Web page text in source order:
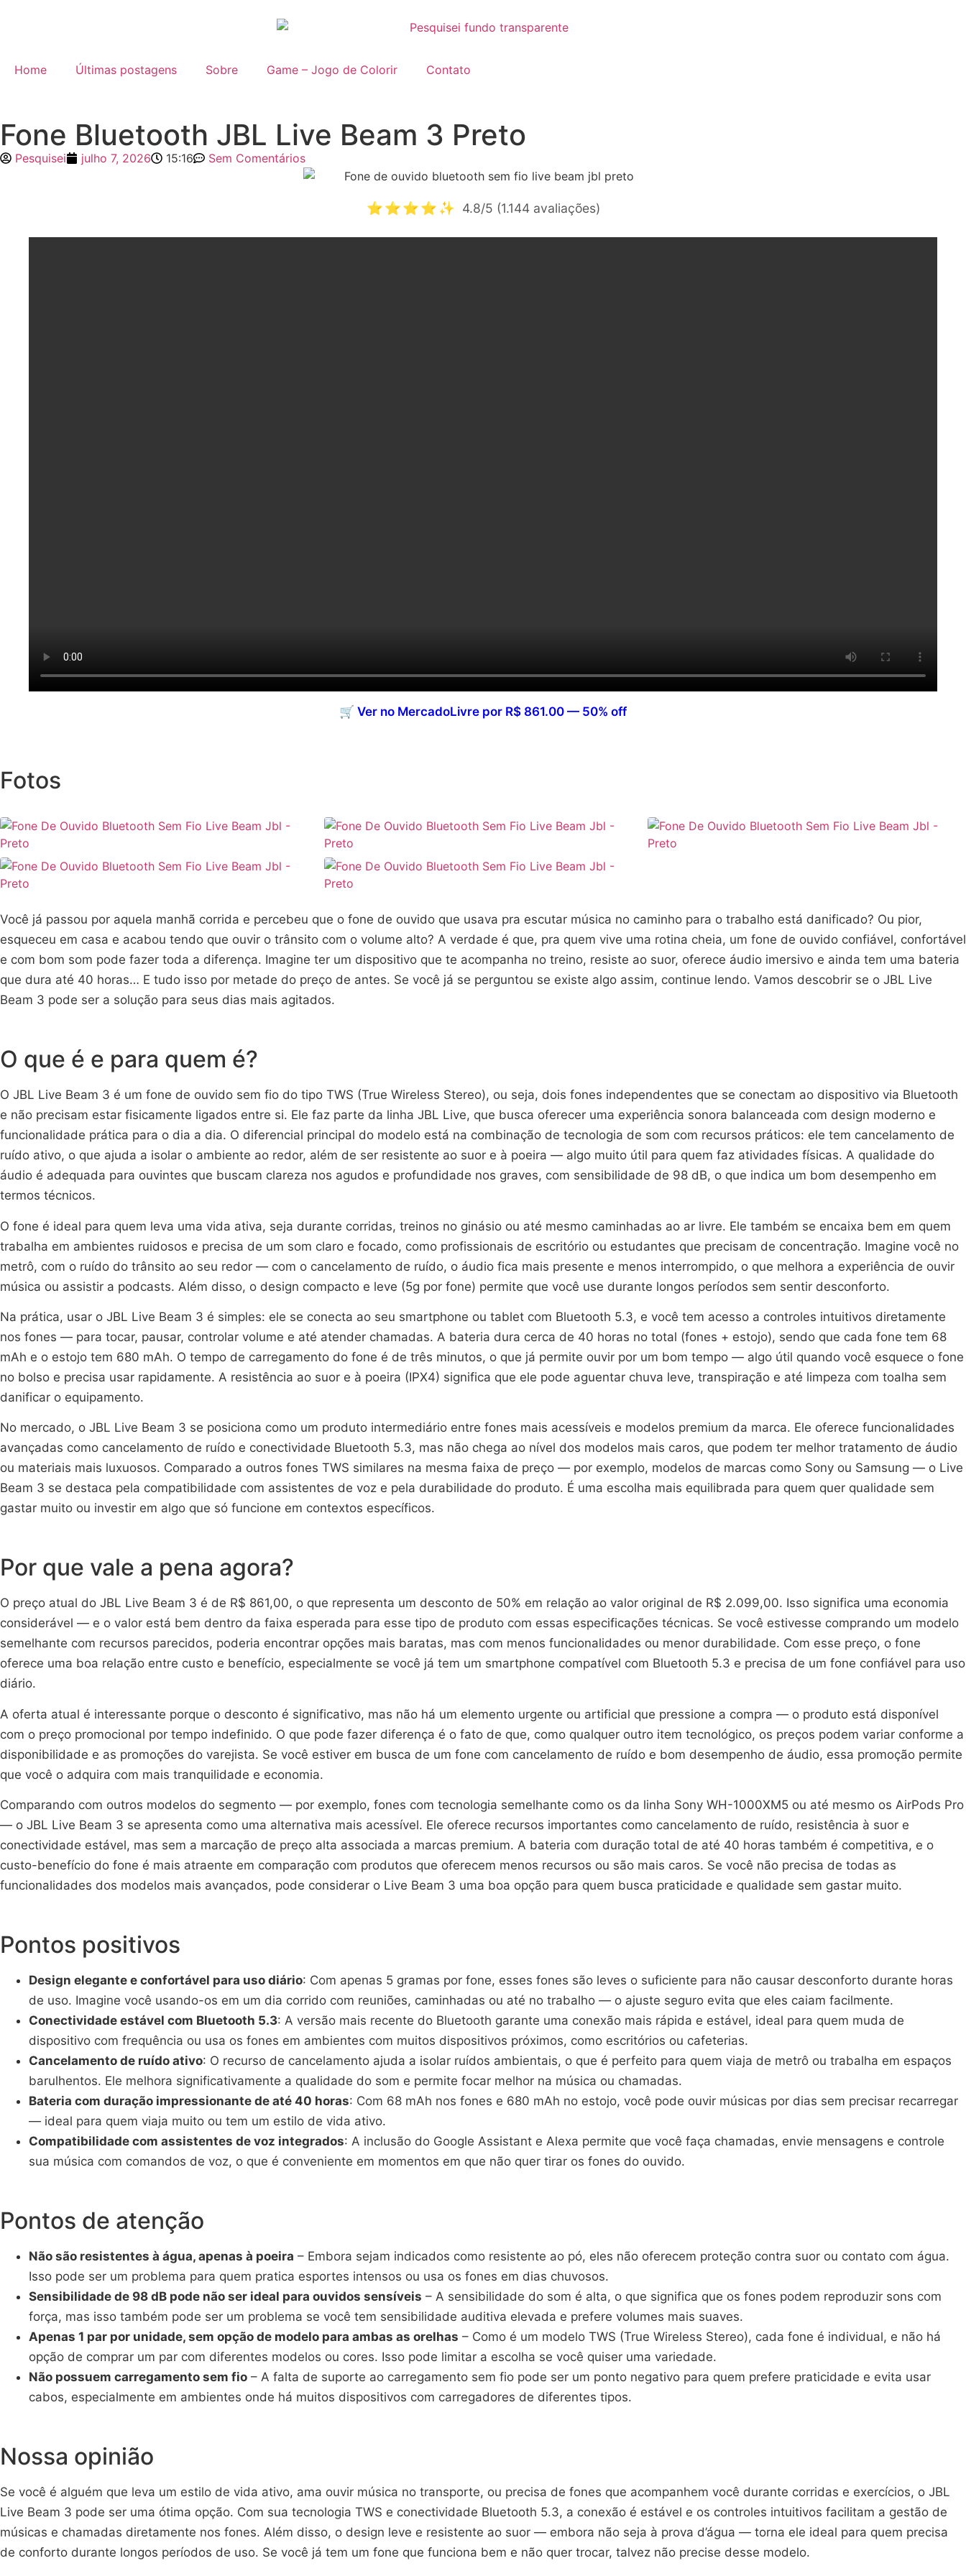
Home Últimas postagens Sobre Game – Jogo de Colorir Contato
Fone Bluetooth JBL Live Beam 3 Preto
Pesquisei julho 7, 2026 15:16 Sem Comentários
⭐⭐⭐⭐✨ 4.8/5 (1.144 avaliações)
🛒 Ver no MercadoLivre por R$ 861.00 — 50% off
Fotos
Você já passou por aquela manhã corrida e percebeu que o fone de ouvido que usava pra escutar música no caminho para o trabalho está danificado? Ou pior,
esqueceu em casa e acabou tendo que ouvir o trânsito com o volume alto? A verdade é que, pra quem vive uma rotina cheia, um fone de ouvido confiável, confortável
e com bom som pode fazer toda a diferença. Imagine ter um dispositivo que te acompanha no treino, resiste ao suor, oferece áudio imersivo e ainda tem uma bateria
que dura até 40 horas… E tudo isso por metade do preço de antes. Se você já se perguntou se existe algo assim, continue lendo. Vamos descobrir se o JBL Live
Beam 3 pode ser a solução para seus dias mais agitados.
O que é e para quem é?
O JBL Live Beam 3 é um fone de ouvido sem fio do tipo TWS (True Wireless Stereo), ou seja, dois fones independentes que se conectam ao dispositivo via Bluetooth
e não precisam estar fisicamente ligados entre si. Ele faz parte da linha JBL Live, que busca oferecer uma experiência sonora balanceada com design moderno e
funcionalidade prática para o dia a dia. O diferencial principal do modelo está na combinação de tecnologia de som com recursos práticos: ele tem cancelamento de
ruído ativo, o que ajuda a isolar o ambiente ao redor, além de ser resistente ao suor e à poeira — algo muito útil para quem faz atividades físicas. A qualidade do
áudio é adequada para ouvintes que buscam clareza nos agudos e profundidade nos graves, com sensibilidade de 98 dB, o que indica um bom desempenho em
termos técnicos.
O fone é ideal para quem leva uma vida ativa, seja durante corridas, treinos no ginásio ou até mesmo caminhadas ao ar livre. Ele também se encaixa bem em quem
trabalha em ambientes ruidosos e precisa de um som claro e focado, como profissionais de escritório ou estudantes que precisam de concentração. Imagine você no
metrô, com o ruído do trânsito ao seu redor — com o cancelamento de ruído, o áudio fica mais presente e menos interrompido, o que melhora a experiência de ouvir
música ou assistir a podcasts. Além disso, o design compacto e leve (5g por fone) permite que você use durante longos períodos sem sentir desconforto.
Na prática, usar o JBL Live Beam 3 é simples: ele se conecta ao seu smartphone ou tablet com Bluetooth 5.3, e você tem acesso a controles intuitivos diretamente
nos fones — para tocar, pausar, controlar volume e até atender chamadas. A bateria dura cerca de 40 horas no total (fones + estojo), sendo que cada fone tem 68
mAh e o estojo tem 680 mAh. O tempo de carregamento do fone é de três minutos, o que já permite ouvir por um bom tempo — algo útil quando você esquece o fone
no bolso e precisa usar rapidamente. A resistência ao suor e à poeira (IPX4) significa que ele pode aguentar chuva leve, transpiração e até limpeza com toalha sem
danificar o equipamento.
No mercado, o JBL Live Beam 3 se posiciona como um produto intermediário entre fones mais acessíveis e modelos premium da marca. Ele oferece funcionalidades
avançadas como cancelamento de ruído e conectividade Bluetooth 5.3, mas não chega ao nível dos modelos mais caros, que podem ter melhor tratamento de áudio
ou materiais mais luxuosos. Comparado a outros fones TWS similares na mesma faixa de preço — por exemplo, modelos de marcas como Sony ou Samsung — o Live
Beam 3 se destaca pela compatibilidade com assistentes de voz e pela durabilidade do produto. É uma escolha mais equilibrada para quem quer qualidade sem
gastar muito ou investir em algo que só funcione em contextos específicos.
Por que vale a pena agora?
O preço atual do JBL Live Beam 3 é de R$ 861,00, o que representa um desconto de 50% em relação ao valor original de R$ 2.099,00. Isso significa uma economia
considerável — e o valor está bem dentro da faixa esperada para esse tipo de produto com essas especificações técnicas. Se você estivesse comprando um modelo
semelhante com recursos parecidos, poderia encontrar opções mais baratas, mas com menos funcionalidades ou menor durabilidade. Com esse preço, o fone
oferece uma boa relação entre custo e benefício, especialmente se você já tem um smartphone compatível com Bluetooth 5.3 e precisa de um fone confiável para uso
diário.
A oferta atual é interessante porque o desconto é significativo, mas não há um elemento urgente ou artificial que pressione a compra — o produto está disponível
com o preço promocional por tempo indefinido. O que pode fazer diferença é o fato de que, como qualquer outro item tecnológico, os preços podem variar conforme a
disponibilidade e as promoções do varejista. Se você estiver em busca de um fone com cancelamento de ruído e bom desempenho de áudio, essa promoção permite
que você o adquira com mais tranquilidade e economia.
Comparando com outros modelos do segmento — por exemplo, fones com tecnologia semelhante como os da linha Sony WH-1000XM5 ou até mesmo os AirPods Pro
— o JBL Live Beam 3 se apresenta como uma alternativa mais acessível. Ele oferece recursos importantes como cancelamento de ruído, resistência à suor e
conectividade estável, mas sem a marcação de preço alta associada a marcas premium. A bateria com duração total de até 40 horas também é competitiva, e o
custo-benefício do fone é mais atraente em comparação com produtos que oferecem menos recursos ou são mais caros. Se você não precisa de todas as
funcionalidades dos modelos mais avançados, pode considerar o Live Beam 3 uma boa opção para quem busca praticidade e qualidade sem gastar muito.
Pontos positivos
Design elegante e confortável para uso diário: Com apenas 5 gramas por fone, esses fones são leves o suficiente para não causar desconforto durante horas
de uso. Imagine você usando-os em um dia corrido com reuniões, caminhadas ou até no trabalho — o ajuste seguro evita que eles caiam facilmente.
Conectividade estável com Bluetooth 5.3: A versão mais recente do Bluetooth garante uma conexão mais rápida e estável, ideal para quem muda de
dispositivo com frequência ou usa os fones em ambientes com muitos dispositivos próximos, como escritórios ou cafeterias.
Cancelamento de ruído ativo: O recurso de cancelamento ajuda a isolar ruídos ambientais, o que é perfeito para quem viaja de metrô ou trabalha em espaços
barulhentos. Ele melhora significativamente a qualidade do som e permite focar melhor na música ou chamadas.
Bateria com duração impressionante de até 40 horas: Com 68 mAh nos fones e 680 mAh no estojo, você pode ouvir músicas por dias sem precisar recarregar
— ideal para quem viaja muito ou tem um estilo de vida ativo.
Compatibilidade com assistentes de voz integrados: A inclusão do Google Assistant e Alexa permite que você faça chamadas, envie mensagens e controle
sua música com comandos de voz, o que é conveniente em momentos em que não quer tirar os fones do ouvido.
Pontos de atenção
Não são resistentes à água, apenas à poeira – Embora sejam indicados como resistente ao pó, eles não oferecem proteção contra suor ou contato com água.
Isso pode ser um problema para quem pratica esportes intensos ou usa os fones em dias chuvosos.
Sensibilidade de 98 dB pode não ser ideal para ouvidos sensíveis – A sensibilidade do som é alta, o que significa que os fones podem reproduzir sons com
força, mas isso também pode ser um problema se você tem sensibilidade auditiva elevada e prefere volumes mais suaves.
Apenas 1 par por unidade, sem opção de modelo para ambas as orelhas – Como é um modelo TWS (True Wireless Stereo), cada fone é individual, e não há
opção de comprar um par com diferentes modelos ou cores. Isso pode limitar a escolha se você quiser uma variedade.
Não possuem carregamento sem fio – A falta de suporte ao carregamento sem fio pode ser um ponto negativo para quem prefere praticidade e evita usar
cabos, especialmente em ambientes onde há muitos dispositivos com carregadores de diferentes tipos.
Nossa opinião
Se você é alguém que leva um estilo de vida ativo, ama ouvir música no transporte, ou precisa de fones que acompanhem você durante corridas e exercícios, o JBL
Live Beam 3 pode ser uma ótima opção. Com sua tecnologia TWS e conectividade Bluetooth 5.3, a conexão é estável e os controles intuitivos facilitam a gestão de
músicas e chamadas diretamente nos fones. Além disso, o design leve e resistente ao suor — embora não seja à prova d’água — torna ele ideal para quem precisa
de conforto durante longos períodos de uso. Se você já tem um fone que funciona bem e não quer trocar, talvez não precise desse modelo.